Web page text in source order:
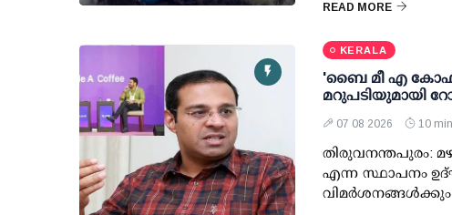
READ MORE
KERALA
'ബൈ മീ എ കോഫി'
മറുപടിയുമായി
07 08 2026 10
തിരുവനന്തപുരം:
എന്ന സ്ഥാപനം